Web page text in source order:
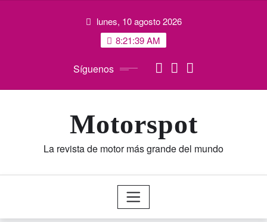
lunes, 10 agosto 2026
8:21:40 AM
Síguenos
Motorspot
La revista de motor más grande del mundo